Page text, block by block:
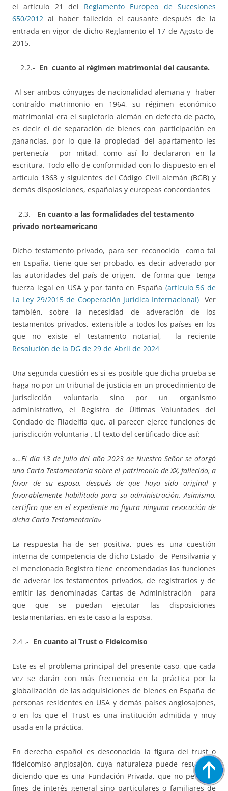
el artículo 21 del Reglamento Europeo de Sucesiones
650/2012 al haber fallecido el causante después de la
entrada en vigor de dicho Reglamento el 17 de Agosto de
2015.
2.2.- En cuanto al régimen matrimonial del causante.
Al ser ambos cónyuges de nacionalidad alemana y haber
contraído matrimonio en 1964, su régimen económico
matrimonial era el supletorio alemán en defecto de pacto,
es decir el de separación de bienes con participación en
ganancias, por lo que la propiedad del apartamento les
pertenecía por mitad, como así lo declararon en la
escritura. Todo ello de conformidad con lo dispuesto en el
artículo 1363 y siguientes del Código Civil alemán (BGB) y
demás disposiciones, españolas y europeas concordantes
2.3.- En cuanto a las formalidades del testamento
privado norteamericano
Dicho testamento privado, para ser reconocido como tal
en España, tiene que ser probado, es decir adverado por
las autoridades del país de origen, de forma que tenga
fuerza legal en USA y por tanto en España (artículo 56 de
La Ley 29/2015 de Cooperación Jurídica Internacional) Ver
también, sobre la necesidad de adveración de los
testamentos privados, extensible a todos los países en los
que no existe el testamento notarial, la reciente
Resolución de la DG de 29 de Abril de 2024
Una segunda cuestión es si es posible que dicha prueba se
haga no por un tribunal de justicia en un procedimiento de
jurisdicción voluntaria sino por un organismo
administrativo, el Registro de Últimas Voluntades del
Condado de Filadelfia que, al parecer ejerce funciones de
jurisdicción voluntaria . El texto del certificado dice así:
«…El día 13 de julio del año 2023 de Nuestro Señor se otorgó
una Carta Testamentaria sobre el patrimonio de XX, fallecido, a
favor de su esposa, después de que haya sido original y
favorablemente habilitada para su administración. Asimismo,
certifico que en el expediente no figura ninguna revocación de
dicha Carta Testamentaria»
La respuesta ha de ser positiva, pues es una cuestión
interna de competencia de dicho Estado de Pensilvania y
el mencionado Registro tiene encomendadas las funciones
de adverar los testamentos privados, de registrarlos y de
emitir las denominadas Cartas de Administración para
que que se puedan ejecutar las disposiciones
testamentarias, en este caso a la esposa.
2.4 .- En cuanto al Trust o Fideicomiso
Este es el problema principal del presente caso, que cada
vez se darán con más frecuencia en la práctica por la
globalización de las adquisiciones de bienes en España de
personas residentes en USA y demás países anglosajones,
o en los que el Trust es una institución admitida y muy
usada en la práctica.
En derecho español es desconocida la figura del trust o
fideicomiso anglosajón, cuya naturaleza puede resumirse
diciendo que es una Fundación Privada, que no persigue
fines de interés general sino particulares o familiares de